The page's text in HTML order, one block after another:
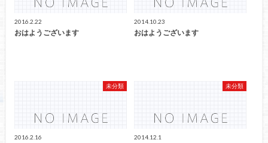
2016.2.22
おはようございます
2014.10.23
おはようございます
未分類
2016.2.16
未分類
2014.12.1